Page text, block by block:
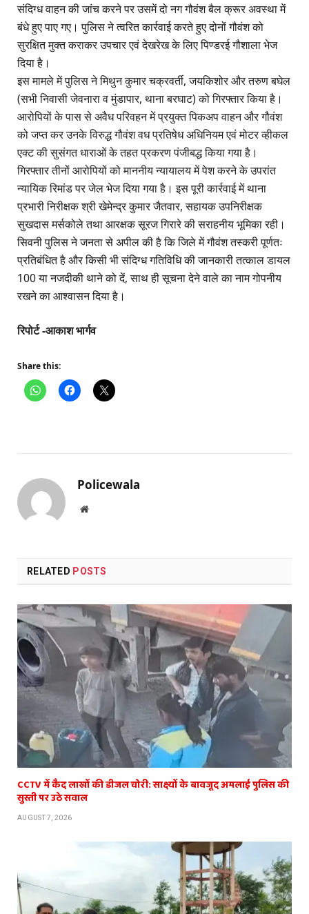
संदिग्ध वाहन की जांच करने पर उसमें दो नग गौवंश बैल क्रूर अवस्था में
बंधे हुए पाए गए। पुलिस ने त्वरित कार्रवाई करते हुए दोनों गौवंश को
सुरक्षित मुक्त कराकर उपचार एवं देखरेख के लिए पिण्डरई गौशाला भेज
दिया है।
​इस मामले में पुलिस ने मिथुन कुमार चक्रवर्ती, जयकिशोर और तरुण बघेल
(सभी निवासी जेवनारा व मुंडापार, थाना बरघाट) को गिरफ्तार किया है।
आरोपियों के पास से अवैध परिवहन में प्रयुक्त पिकअप वाहन और गौवंश
को जप्त कर उनके विरुद्ध गौवंश वध प्रतिषेध अधिनियम एवं मोटर व्हीकल
एक्ट की सुसंगत धाराओं के तहत प्रकरण पंजीबद्ध किया गया है।
गिरफ्तार तीनों आरोपियों को माननीय न्यायालय में पेश करने के उपरांत
न्यायिक रिमांड पर जेल भेज दिया गया है। इस पूरी कार्रवाई में थाना
प्रभारी निरीक्षक श्री खेमेन्द्र कुमार जैतवार, सहायक उपनिरीक्षक
सुखदास मर्सकोले तथा आरक्षक सूरज गिरारे की सराहनीय भूमिका रही।
सिवनी पुलिस ने जनता से अपील की है कि जिले में गौवंश तस्करी पूर्णतः
प्रतिबंधित है और किसी भी संदिग्ध गतिविधि की जानकारी तत्काल डायल
100 या नजदीकी थाने को दें, साथ ही सूचना देने वाले का नाम गोपनीय
रखने का आश्वासन दिया है।
रिपोर्ट -आकाश भार्गव
Share this:
Policewala
Website
RELATED POSTS
CCTV में कैद लाखों की डीजल चोरी: साक्ष्यों के बावजूद अमलाई पुलिस की
सुस्ती पर उठे सवाल
AUGUST 7, 2026